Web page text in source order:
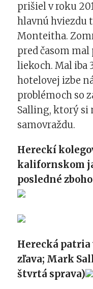
prišiel v roku
hlavnú hviezdu
Monteitha.
pred časom
liekoch. Mal iba
hotelovej izbe
problémoch so
Salling, ktorý si
samovraždu.
Hereckí
kalifornskom
posledné
Herecká
zľava; Mark
štvrtá sprava)